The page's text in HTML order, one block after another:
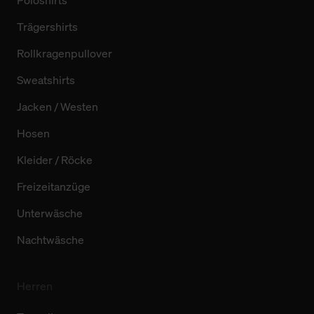
Trägershirts
Rollkragenpullover
Sweatshirts
Jacken / Westen
Hosen
Kleider / Röcke
Freizeitanzüge
Unterwäsche
Nachtwäsche